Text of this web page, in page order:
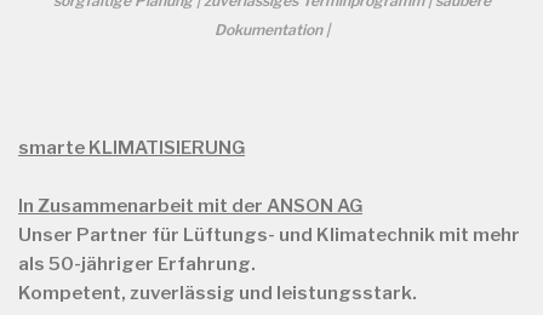
Dokumentation |
smarte KLIMATISIERUNG
In Zusammenarbeit mit der ANSON AG
Unser Partner für Lüftungs- und Klimatechnik mit mehr
als 50-jähriger Erfahrung.
Kompetent, zuverlässig und leistungsstark.